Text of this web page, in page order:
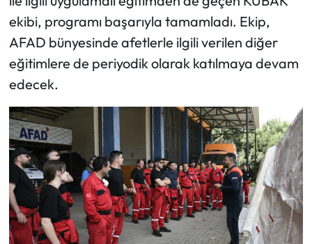
ekibi, programı başarıyla tamamladı. Ekip,
AFAD bünyesinde afetlerle ilgili verilen diğer
eğitimlere de periyodik olarak katılmaya devam
edecek.